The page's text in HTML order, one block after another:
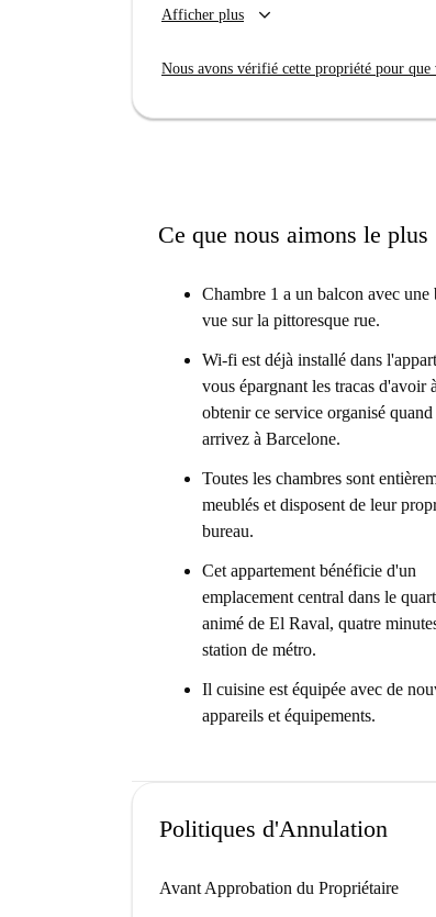
Afficher plus keyboard_arrow_down
Nous avons vérifié cette propriété pour que
Ce que nous aimons le plus
Chambre 1 a un balcon avec une
vue sur la pittoresque rue.
Wi-fi est déjà installé dans
vous épargnant les tracas d'avoir à
obtenir ce service organisé
arrivez à Barcelone.
Toutes les chambres sont
meublés et disposent de leur
bureau.
Cet appartement bénéficie d'un
emplacement central dans le
animé de El Raval, quatre
station de métro.
Il cuisine est équipée avec de
appareils et équipements.
Politiques d'Annulation
Avant Approbation du Propriétaire